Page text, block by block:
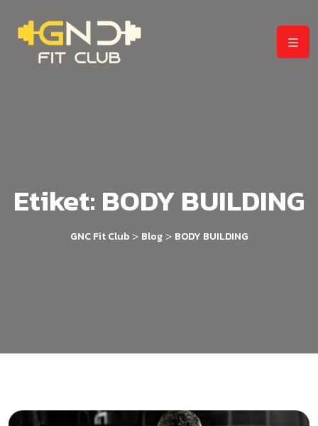
Etiket: BODY BUILDING
GNC Fit Club> Blog> BODY BUILDING